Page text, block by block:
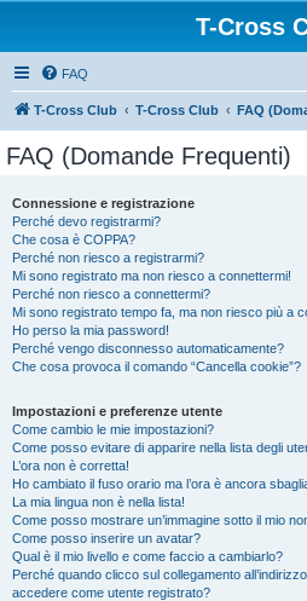
T-Cross
FAQ
T-Cross Club T-Cross Club FAQ
FAQ (Domande Frequenti)
Connessione e registrazione
Perché devo registrarmi?
Che cosa è COPPA?
Perché non riesco a registrarmi?
Mi sono registrato ma non riesco a connettermi!
Perché non riesco a connettermi?
Mi sono registrato tempo fa, ma non riesco più a
Ho perso la mia password!
Perché vengo disconnesso automaticamente?
Che cosa provoca il comando “Cancella cookie”?
Impostazioni e preferenze utente
Come cambio le mie impostazioni?
Come posso evitare di apparire nella lista degli
L’ora non è corretta!
Ho cambiato il fuso orario ma l’ora è ancora
La mia lingua non è nella lista!
Come posso mostrare un’immagine sotto il mio
Come posso inserire un avatar?
Qual è il mio livello e come faccio a cambiarlo?
Perché quando clicco sul collegamento
accedere come utente registrato?